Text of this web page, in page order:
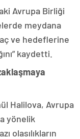
Avrupa Birliği
meydana
ve hedeflerine
kaydetti.
Halilova, Avrupa
yönelik
olasılıkların